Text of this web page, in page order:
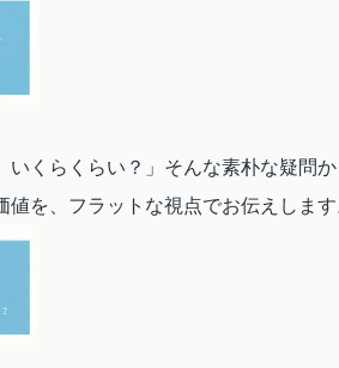
いくらくらい？」そんな素朴な疑問
を、フラットな視点でお伝えします